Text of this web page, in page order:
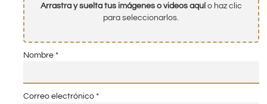
Arrastra y suelta tus imágenes o videos aquío haz clic
para seleccionarlos.
Nombre *
Correo electrónico *